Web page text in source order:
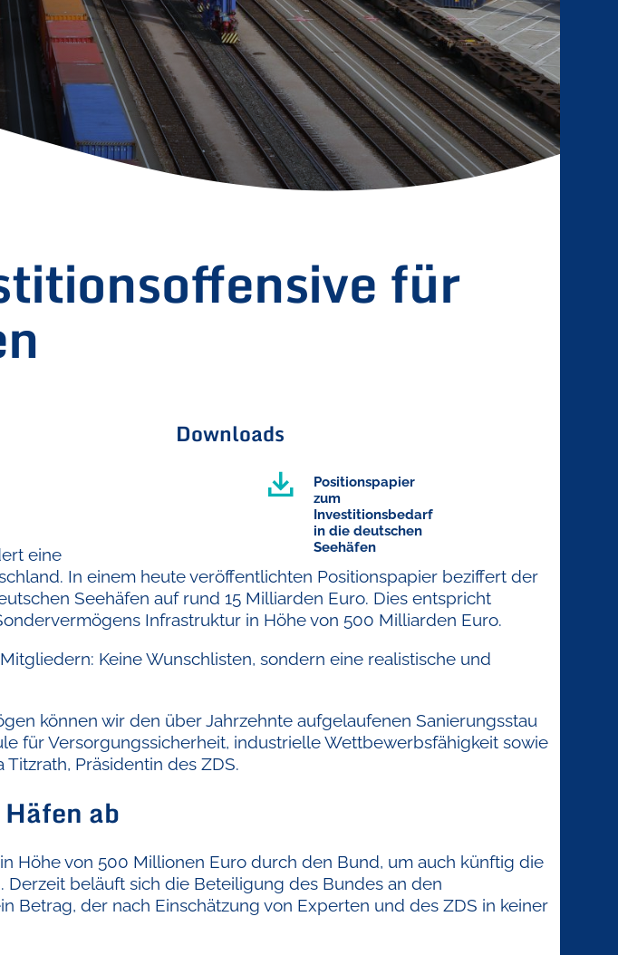
für
Downloads
Positionspapier
zum
Investitionsbedarf
in die deutschen
Seehäfen
eine
In einem heute veröffentlichten Positionspapier beziffert der
Seehäfen auf rund 15 Milliarden Euro. Dies entspricht
Infrastruktur in Höhe von 500 Milliarden Euro.
Keine Wunschlisten, sondern eine realistische und
können wir den über Jahrzehnte aufgelaufenen Sanierungsstau
für Versorgungssicherheit, industrielle Wettbewerbsfähigkeit sowie
Präsidentin des ZDS.
ab
Höhe von 500 Millionen Euro durch den Bund, um auch künftig die
beläuft sich die Beteiligung des Bundes an den
Betrag, der nach Einschätzung von Experten und des ZDS in keiner